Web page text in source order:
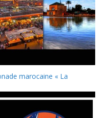
marocaine « La